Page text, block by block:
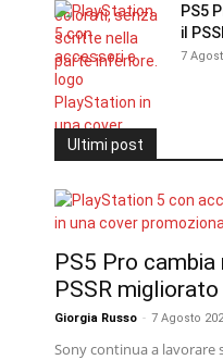
PS5
il
7
Ultimi post
PS5 Pro cambia
PSSR
Giorgia Russo - 7 Agosto
Sony continua a lavorare